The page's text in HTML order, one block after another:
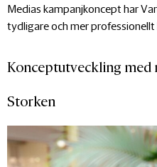
Medias kampanjkoncept har
tydligare och mer
Konceptutveckling
Storken